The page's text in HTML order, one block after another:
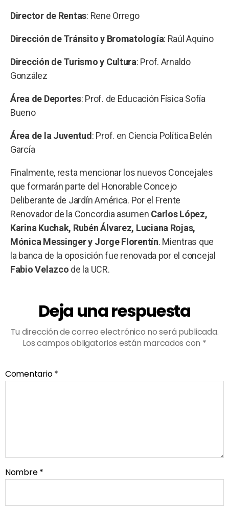
Director de Rentas: Rene Orrego
Dirección de Tránsito y Bromatología: Raúl Aquino
Dirección de Turismo y Cultura: Prof. Arnaldo
González
Área de Deportes: Prof. de Educación Física Sofía
Bueno
Área de la Juventud: Prof. en Ciencia Política Belén
García
Finalmente, resta mencionar los nuevos Concejales
que formarán parte del Honorable Concejo
Deliberante de Jardín América. Por el Frente
Renovador de la Concordia asumen Carlos López,
Karina Kuchak, Rubén Álvarez, Luciana Rojas,
Mónica Messinger y Jorge Florentín. Mientras que
la banca de la oposición fue renovada por el concejal
Fabio Velazco de la UCR.
Deja una respuesta
Tu dirección de correo electrónico no será publicada.
Los campos obligatorios están marcados con *
Comentario*
Nombre*